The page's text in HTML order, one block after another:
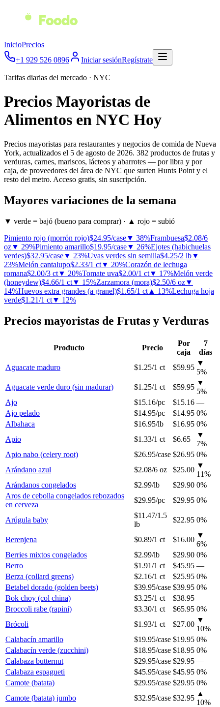
InicioPrecios
+1 929 526 0896
Iniciar sesiónRegístrate
Tarifas diarias del mercado · NYC
Precios Mayoristas de
Alimentos en NYC Hoy
Precios mayoristas para restaurantes y negocios de comida de Nueva
York, actualizados el 5 de agosto de 2026. 382 productos de frutas y
verduras, carnes, mariscos, lácteos y abarrotes — por libra y por
caja, de proveedores del área de NYC que surten Hunts Point y el
resto del metro. Acceso gratis, sin suscripción.
Mayores variaciones de la semana
▼ verde = bajó (bueno para comprar) · ▲ rojo = subió
Pimiento rojo (morrón rojo)$24.95/case▼ 38%Frambuesa$2.08/6
oz▼ 29%Pimiento amarillo$19.95/case▼ 26%Ejotes (habichuelas
verdes)$32.95/case▼ 23%Uvas verdes sin semilla$4.25/2 lb▼
23%Melón cantalupo$2.33/1 ct▼ 20%Corazón de lechuga
romana$2.00/3 ct▼ 20%Tomate uva$2.00/1 ct▼ 17%Melón verde
(honeydew)$4.66/1 ct▼ 15%Zarzamora (mora)$2.50/6 oz▼
14%Huevos extra grandes (a granel)$1.65/1 ct ▲ 13%Lechuga hoja
verde$1.21/1 ct▼ 12%
Precios mayoristas de Frutas y Verduras
Producto Precio
Por
caja
7
días
Aguacate maduro
$1.25/1 ct $59.95
▼
5%
Aguacate verde duro (sin madurar)
$1.25/1 ct $59.95
▼
5%
Ajo
$15.16/pc $15.16 —
Ajo pelado
$14.95/pc $14.95 0%
Albahaca
$16.95/lb $16.95 0%
Apio
$1.33/1 ct $6.65
▼
7%
Apio nabo (celery root)
$26.95/case $26.95 0%
Arándano azul
$2.08/6 oz $25.00
▼
11%
Arándanos congelados
$2.99/lb $29.90 0%
Aros de cebolla congelados rebozados
en cerveza
$29.95/pc $29.95 0%
Arúgula baby
$11.47/1.5
lb
$22.95 0%
Berenjena $0.89/1 ct $16.00
▼
6%
Berries mixtos congelados
$2.99/lb $29.90 0%
Berro
$1.91/1 ct $45.95 —
Berza (collard greens)
$2.16/1 ct $25.95 0%
Betabel dorado (golden beets)
$39.95/case $39.95 0%
Bok choy (col china)
$3.25/1 ct $38.95 —
Broccoli rabe (rapini)
$3.30/1 ct $65.95 0%
Brócoli
$1.93/1 ct $27.00
▼
10%
Calabacín amarillo
$19.95/case $19.95 0%
Calabacín verde (zucchini)
$18.95/case $18.95 0%
Calabaza butternut
$29.95/case $29.95 —
Calabaza espagueti
$45.95/case $45.95 0%
Camote (batata)
$29.95/case $29.95 0%
Camote (batata) jumbo
$32.95/case $32.95
▲
10%